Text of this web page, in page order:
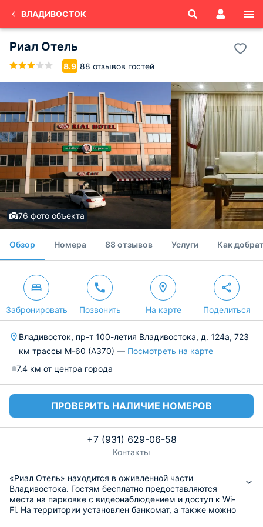
ВЛАДИВОСТОК
Риал Отель
8.9 88 отзывов гостей
76 фото объекта
Обзор Номера 88 отзывов Услуги Как
Забронировать Позвонить На карте Поделиться
Владивосток, пр-т 100-летия Владивостока, д. 124а, 723
км трассы М-60 (А370) — Посмотреть на карте
7.4 км от центра города
ПРОВЕРИТЬ НАЛИЧИЕ НОМЕРОВ
+7 (931) 629-06-58
Контакты
«Риал Отель» находится в оживленной части
Владивостока. Гостям бесплатно предоставляются
места на парковке с видеонаблюдением и доступ к Wi-
Fi. На территории установлен банкомат, а также можно